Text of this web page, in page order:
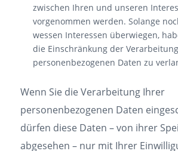
zwischen Ihren und unseren
vorgenommen werden. Solange
wessen Interessen überwiegen,
die Einschränkung der
personenbezogenen Daten zu
Wenn Sie die Verarbeitung Ihrer
personenbezogenen Daten
dürfen diese Daten – von ihrer
abgesehen – nur mit Ihrer